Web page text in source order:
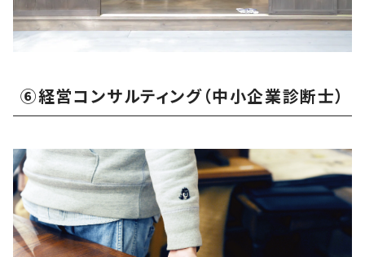
⑥経営コンサルティング（中小企業診断士）